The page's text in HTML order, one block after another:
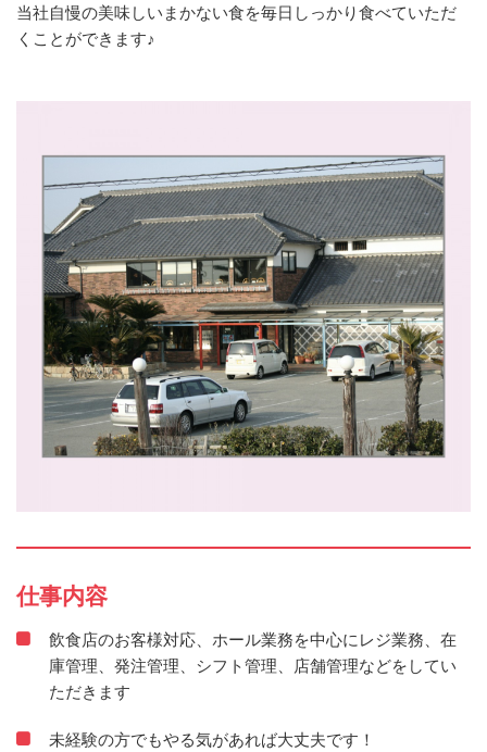
当社自慢の美味しいまかない食を毎日しっかり食べていただ
くことができます♪
仕事内容
飲食店のお客様対応、ホール業務を中心にレジ業務、在
庫管理、発注管理、シフト管理、店舗管理などをしてい
ただきます
未経験の方でもやる気があれば大丈夫です！